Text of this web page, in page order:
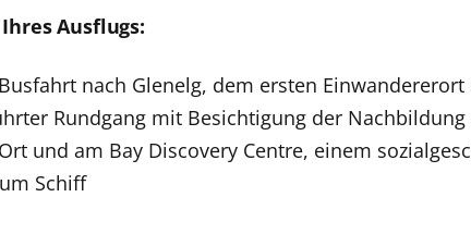
Ausflugs:
nach Glenelg, dem ersten Einwandererort
Rundgang mit Besichtigung der
und am Bay Discovery Centre, einem
Schiff